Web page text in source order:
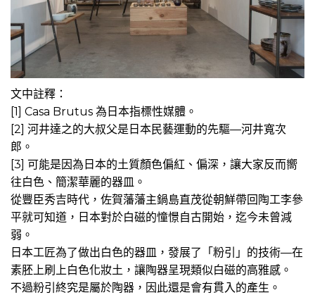
文中註釋：
[1] Casa Brutus 為日本指標性媒體。
[2] 河井達之的大叔父是日本民藝運動的先驅­—河井寬次
郎。
[3] 可能是因為日本的土質顏色偏紅、偏深，讓大家反而嚮
往白色、簡潔華麗的器皿。
從豐臣秀吉時代，佐賀藩藩主鍋島直茂從朝鮮帶回陶工李參
平就可知道，日本對於白磁的憧憬自古開始，迄今未曾減
弱。
日本工匠為了做出白色的器皿，發展了「粉引」的技術—在
素胚上刷上白色化妝土，讓陶器呈現類似白磁的高雅感。
不過粉引終究是屬於陶器，因此還是會有貫入的產生。